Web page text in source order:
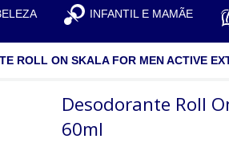
INFANTIL E MAMÃE
ROLL ON SKALA FOR MEN ACTIVE
Desodorante Roll
60ml